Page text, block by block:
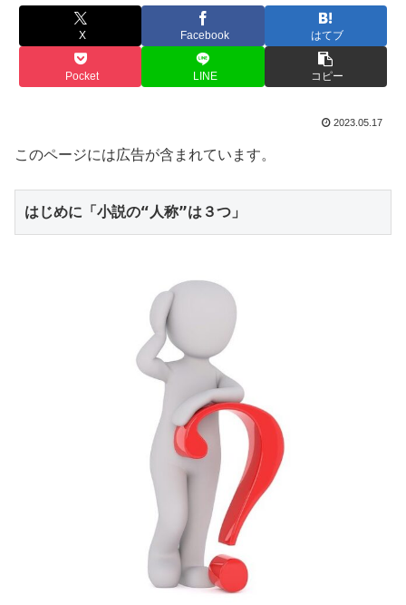
X Facebook はてブ
Pocket LINE コピー
2023.05.17
このページには広告が含まれています。
はじめに「小説の“人称”は３つ」